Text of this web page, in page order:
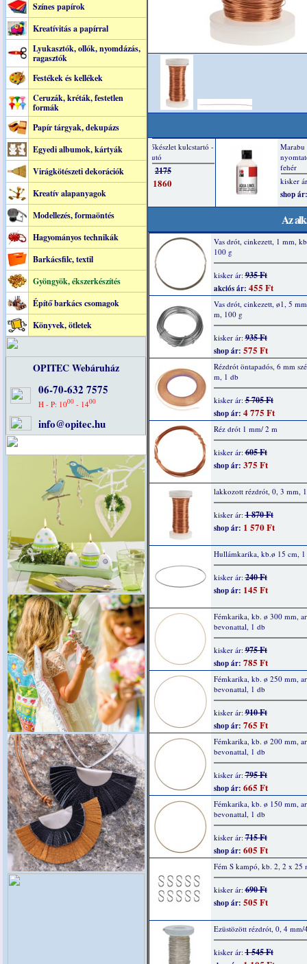
Színes papírok
Kreatívitás a papírral
Lyukasztók, ollók, nyomdázás,
ragasztók
Festékek és kellékek
Ceruzák, kréták, festetlen
formák
Papír tárgyak, dekupázs
Egyedi albumok, kártyák
Virágkötészeti dekorációk
Kreatív alapanyagok
Modellezés, formaöntés
Hagyományos technikák
Barkácsfilc, textil
Gyöngyök, ékszerkészítés
Építő barkács csomagok
Könyvek, ötletek
OPITEC Webáruház
06-70-632 7575
H - P: 1000 - 1400
info@opitec.hu
Az
Vas drót, cinkezett, 1 mm,
100 g
kisker ár:935 Ft
akciós ár: 455 Ft
Vas drót, cinkezett, ø1, 5
m, 100 g
kisker ár:935 Ft
shop ár: 575 Ft
Rézdrót öntapadós, 6 mm
m, 1 db
kisker ár:5 705 Ft
shop ár: 4 775 Ft
Réz drót 1 mm/ 2 m
kisker ár:605 Ft
shop ár: 375 Ft
lakkozott rézdrót, 0, 3 mm,
kisker ár:1 870 Ft
shop ár: 1 570 Ft
Hullámkarika, kb.ø 15 cm, 1
kisker ár:240 Ft
shop ár: 145 Ft
Fémkarika, kb. ø 300 mm,
bevonattal, 1 db
kisker ár:975 Ft
shop ár: 785 Ft
Fémkarika, kb. ø 250 mm,
bevonattal, 1 db
kisker ár:910 Ft
shop ár: 765 Ft
Fémkarika, kb. ø 200 mm,
bevonattal, 1 db
kisker ár:795 Ft
shop ár: 665 Ft
Fémkarika, kb. ø 150 mm,
bevonattal, 1 db
kisker ár:715 Ft
shop ár: 605 Ft
Fém S kampó, kb. 2, 2 x 25
kisker ár:690 Ft
shop ár: 505 Ft
Ezüstözött rézdrót, 0, 4 mm/
kisker ár:1 545 Ft